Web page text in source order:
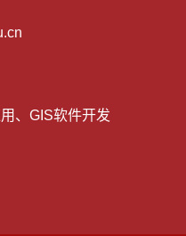
、GIS软件开发